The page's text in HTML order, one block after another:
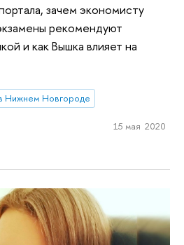
зачем экономисту
рекомендуют
и как Вышка влияет на
Новгороде
15 мая 2020